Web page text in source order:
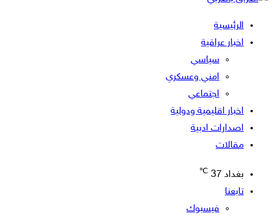
الرئيسية
اخبار عراقية
سياسي
امني وعسكري
اجتماعي
اخبار اقليمية ودولية
اصدارات ادبية
مقالات
بغداد 37
℃
تابعنا
فيسبوك